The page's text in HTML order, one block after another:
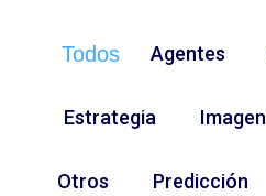
Todos Agentes
Estrategia Imagen
Otros Predicción